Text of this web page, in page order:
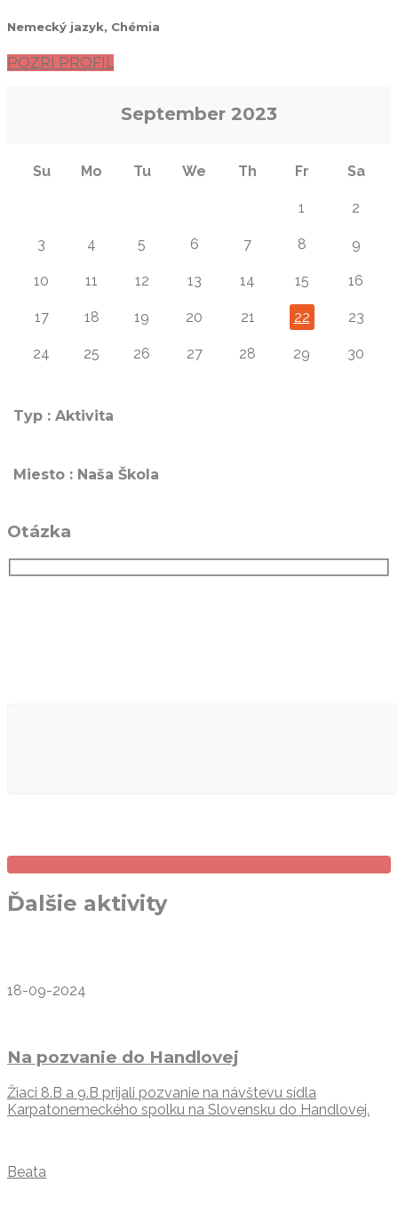
Nemecký jazyk, Chémia
POZRI PROFIL
September 2023
Su Mo Tu We Th Fr Sa
1 2
3 4 5 6 7 8 9
10 11 12 13 14 15 16
17 18 19 20 21 22 23
24 25 26 27 28 29 30
Typ : Aktivita
Miesto : Naša Škola
Otázka
Ďalšie aktivity
18-09-2024
Na pozvanie do Handlovej
Žiaci 8.B a 9.B prijali pozvanie na návštevu sídla
Karpatonemeckého spolku na Slovensku do Handlovej.
Beata